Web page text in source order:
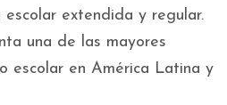
extendida y regular.
una de las mayores
escolar en América Latina y